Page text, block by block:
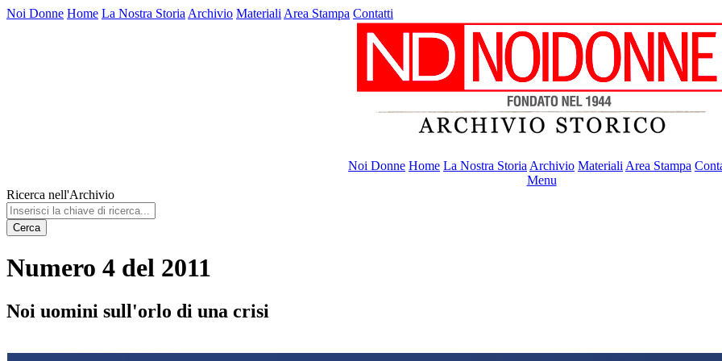
Noi Donne Home La Nostra Storia Archivio Materiali Area Stampa Contatti
Noi Donne Home La Nostra Storia Archivio Materiali Area Stampa
Menu
Ricerca nell'Archivio
Cerca
Numero 4 del 2011
Noi uomini sull'orlo di una crisi